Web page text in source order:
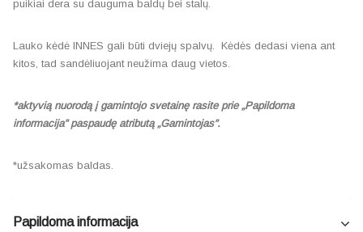
puikiai dera su dauguma baldų bei stalų.
Lauko kėdė INNES gali būti dviejų spalvų. Kėdės dedasi viena ant
kitos, tad sandėliuojant neužima daug vietos.
*aktyvią nuorodą į gamintojo svetainę rasite prie „Papildoma
informacija” paspaudę atributą „Gamintojas”.
*užsakomas baldas.
Papildoma informacija